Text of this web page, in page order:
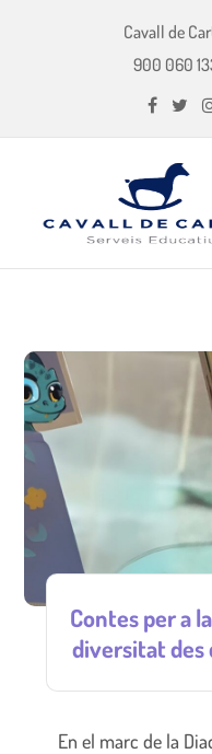
Cavall de
900 060
Contes per a
diversitat des
En el marc de la